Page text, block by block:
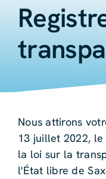
Nous attirons
13 juillet 2022,
la loi sur la
l'État libre de